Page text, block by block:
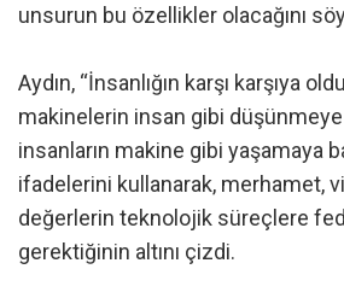
unsurun bu özellikler olacağını
Aydın, “İnsanlığın karşı karşıya
makinelerin insan gibi düşünmeye
insanların makine gibi yaşamaya
ifadelerini kullanarak, merhamet,
değerlerin teknolojik süreçlere
gerektiğinin altını çizdi.